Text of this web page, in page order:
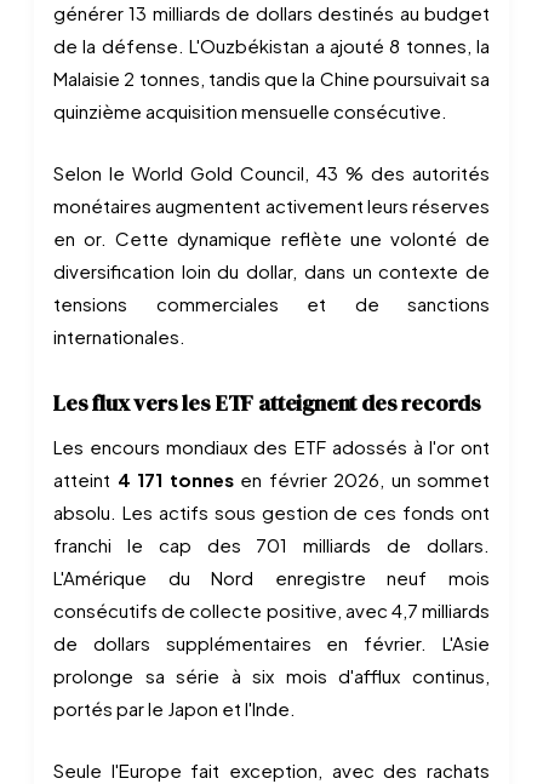
générer 13 milliards de dollars destinés au budget
de la défense. L'Ouzbékistan a ajouté 8 tonnes, la
Malaisie 2 tonnes, tandis que la Chine poursuivait sa
quinzième acquisition mensuelle consécutive.
Selon le World Gold Council, 43 % des autorités
monétaires augmentent activement leurs réserves
en or. Cette dynamique reflète une volonté de
diversification loin du dollar, dans un contexte de
tensions commerciales et de sanctions
internationales.
Les flux vers les ETF atteignent des records
Les encours mondiaux des ETF adossés à l'or ont
atteint 4 171 tonnesen février 2026, un sommet
absolu. Les actifs sous gestion de ces fonds ont
franchi le cap des 701 milliards de dollars.
L'Amérique du Nord enregistre neuf mois
consécutifs de collecte positive, avec 4,7 milliards
de dollars supplémentaires en février. L'Asie
prolonge sa série à six mois d'afflux continus,
portés par le Japon et l'Inde.
Seule l'Europe fait exception, avec des rachats